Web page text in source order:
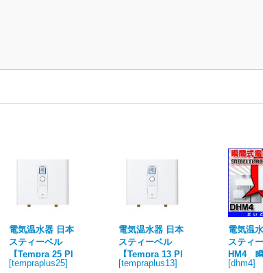
電気温水器 日本
スティーベル
【Tempra 25 Pl
us】 瞬間式電気
[tempraplus25]
電気温水器 日本
スティーベル
【Tempra 13 Pl
us】 瞬間式電気
[tempraplus13]
電気温
スティ
HM4
気温水
[dhm4]